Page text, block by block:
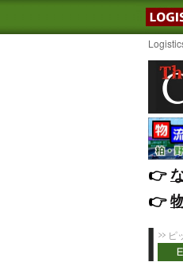
👉️
👉️
ピ